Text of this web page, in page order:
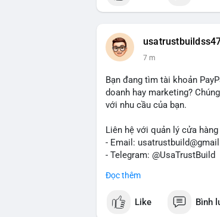
7 m
Bạn đang tìm tài khoản
doanh hay marketing?
với nhu cầu của bạn.
Liên hệ với quản lý cửa
- Email:
- Telegram: @UsaTrustBuild
dịch thuận lợi. Hãy nhắn tin
Đọc thêm
Like Bình